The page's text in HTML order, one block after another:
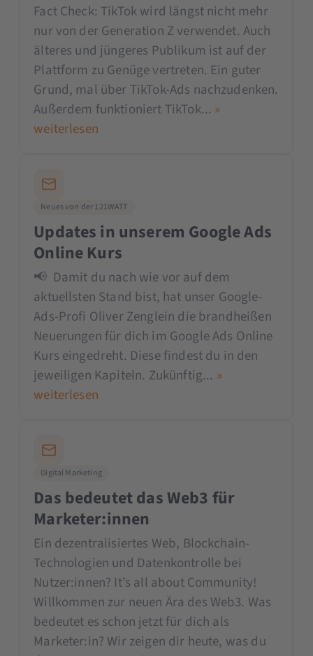
Fact Check: TikTok wird längst nicht mehr
nur von der Generation Z verwendet. Auch
älteres und jüngeres Publikum ist auf der
Plattform zu Genüge vertreten. Ein guter
Grund, mal über TikTok-Ads nachzudenken.
Außerdem funktioniert TikTok... »
weiterlesen
Neues von der 121WATT
Updates in unserem Google Ads
Online Kurs
📢 Damit du nach wie vor auf dem
aktuellsten Stand bist, hat unser Google-
Ads-Profi Oliver Zenglein die brandheißen
Neuerungen für dich im Google Ads Online
Kurs eingedreht. Diese findest du in den
jeweiligen Kapiteln. Zukünftig... »
weiterlesen
Digital Marketing
Das bedeutet das Web3 für
Marketer:innen
Ein dezentralisiertes Web, Blockchain-
Technologien und Datenkontrolle bei
Nutzer:innen? It’s all about Community!
Willkommen zur neuen Ära des Web3. Was
bedeutet es schon jetzt für dich als
Marketer:in? Wir zeigen dir heute, was du